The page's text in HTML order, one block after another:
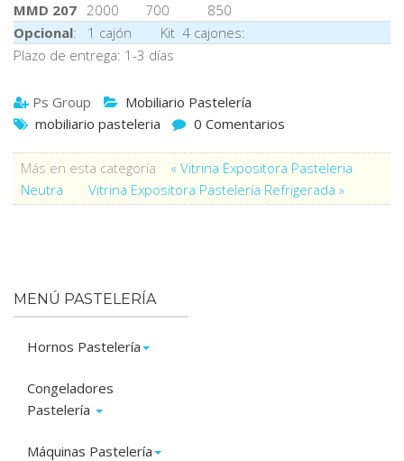
MMD 207 2000 700
850
Opcional: 1 cajón Kit 4 cajones:
Plazo de entrega: 1-3 días
Ps Group
Mobiliario Pastelería
mobiliario pasteleria
0 Comentarios
Más en esta categoría
« Vitrina Expositora Pasteleria
Neutra
Vitrina Expositora Pastelería Refrigerada »
MENÚ PASTELERÍA
Hornos Pastelería
Congeladores
Pastelería
Máquinas Pastelería